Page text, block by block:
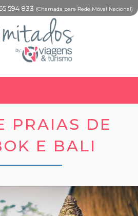
594 833 (Chamada para Rede Móvel Nacional)
PRAIAS DE
E BALI